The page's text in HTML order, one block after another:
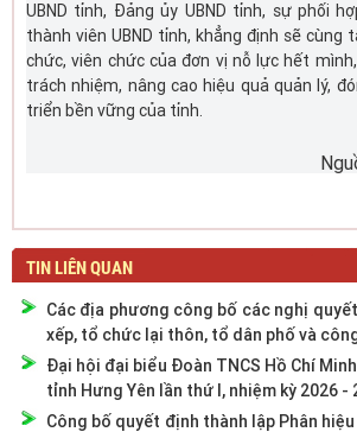
UBND tỉnh, Đảng ủy UBND tỉnh, sự phối
thành viên UBND tỉnh, khẳng định sẽ cùng
chức, viên chức của đơn vị nỗ lực hết
trách nhiệm, nâng cao hiệu quả quản lý,
triển bền vững của tỉnh.
TIN LIÊN QUAN
Các địa phương công bố các nghị
xếp, tổ chức lại thôn, tổ dân phố và
Đại hội đại biểu Đoàn TNCS Hồ Chí
tỉnh Hưng Yên lần thứ I, nhiệm kỳ 2026 -
Công bố quyết định thành lập Phân